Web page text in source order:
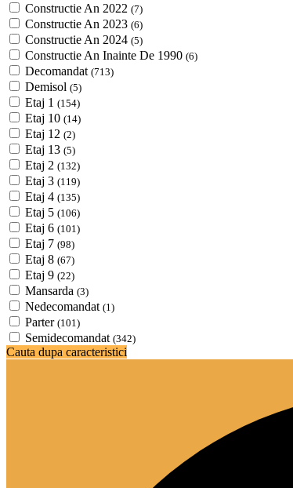
Constructie An 2022 (7)
Constructie An 2023 (6)
Constructie An 2024 (5)
Constructie An Inainte De 1990 (6)
Decomandat (713)
Demisol (5)
Etaj 1 (154)
Etaj 10 (14)
Etaj 12 (2)
Etaj 13 (5)
Etaj 2 (132)
Etaj 3 (119)
Etaj 4 (135)
Etaj 5 (106)
Etaj 6 (101)
Etaj 7 (98)
Etaj 8 (67)
Etaj 9 (22)
Mansarda (3)
Nedecomandat (1)
Parter (101)
Semidecomandat (342)
Cauta dupa caracteristici